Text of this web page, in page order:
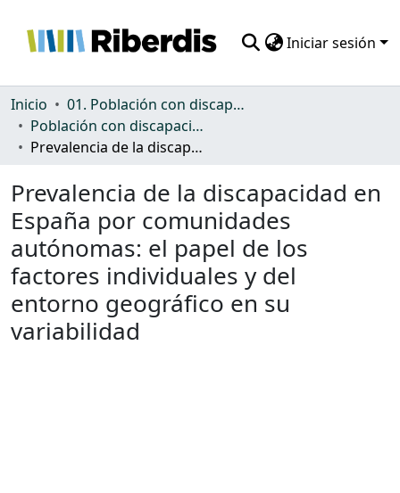
Iniciar sesión
Comunidades
Todo DSpace
Inicio
01. Población con discapacidad: general
Población con discapacidad: general
Prevalencia de la discapacidad en España por comunidades autónomas: el papel de los factores individuales y del entorno geográfico en su variabilidad
Prevalencia de la discapacidad en
España por comunidades
autónomas: el papel de los
factores individuales y del
entorno geográfico en su
variabilidad